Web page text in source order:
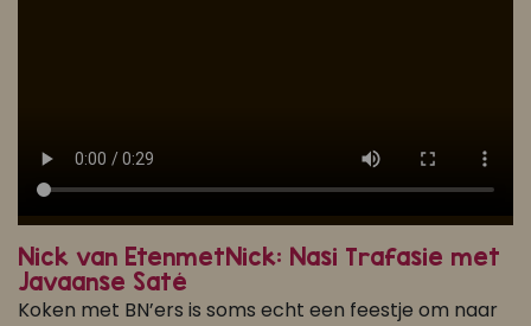
Nick van EtenmetNick: Nasi Trafasie met
Javaanse Saté
Koken met BN’ers is soms echt een feestje om naar